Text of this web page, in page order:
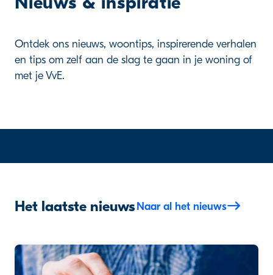
Ontdek ons nieuws, woontips, inspirerende verhalen
en tips om zelf aan de slag te gaan in je woning of
met je VvE.
Het laatste nieuwsNaar al het nieuws